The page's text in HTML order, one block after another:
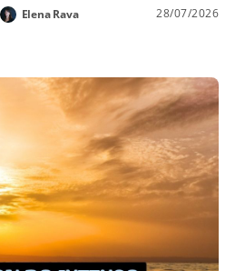
Elena Rava 28/07/2026